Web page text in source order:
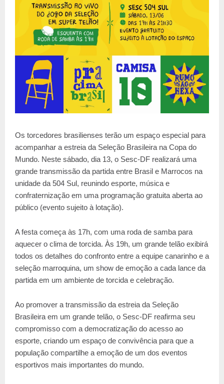
Os torcedores brasilienses terão um espaço especial para
acompanhar a estreia da Seleção Brasileira na Copa do
Mundo. Neste sábado, dia 13, o Sesc-DF realizará uma
grande transmissão da partida entre Brasil e Marrocos na
unidade da 504 Sul, reunindo esporte, música e
confraternização em uma programação gratuita aberta ao
público (evento sujeito à lotação).
A festa começa às 17h, com uma roda de samba para
aquecer o clima de torcida. Às 19h, um grande telão exibirá
todos os detalhes do confronto entre a equipe canarinho e a
seleção marroquina, um show de emoção a cada lance da
partida em um ambiente de torcida e celebração.
Ao promover a transmissão da estreia da Seleção
Brasileira em um grande telão, o Sesc-DF reafirma seu
compromisso com a democratização do acesso ao
esporte, criando um espaço de convivência para que a
população compartilhe a emoção de um dos eventos
esportivos mais importantes do mundo.